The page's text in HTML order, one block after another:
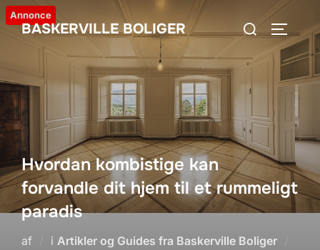
Videre
til
BASKERVILLE BOLIGER
Søg
efter:
Annonce
Hvordan kombistige kan
forvandle dit hjem til et rummeligt
paradis
af i Artikler og Guides fra Baskerville Boliger